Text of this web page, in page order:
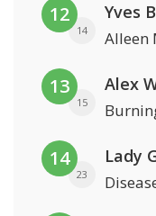
12
14
Yves
Alleen
13
15
Alex
14
23
Lady